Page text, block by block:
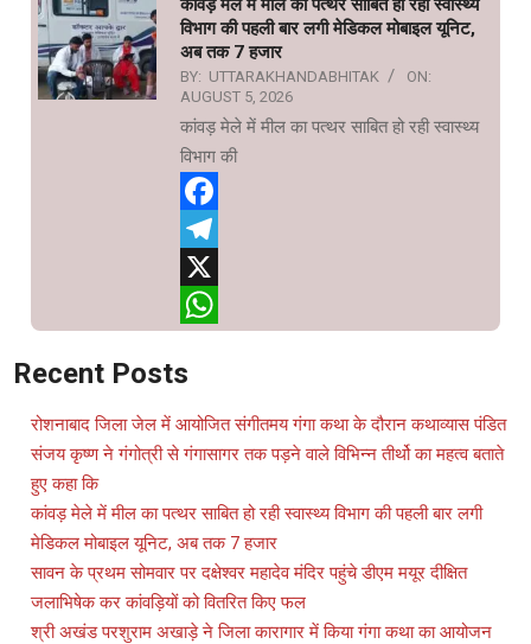
कांवड़ मेले में मील का पत्थर साबित हो रही स्वास्थ्य
विभाग की पहली बार लगी मेडिकल मोबाइल यूनिट,
अब तक 7 हजार
BY: UTTARAKHANDABHITAK
ON:
AUGUST 5, 2026
कांवड़ मेले में मील का पत्थर साबित हो रही स्वास्थ्य
विभाग की
Facebook
Telegram
X
Recent Posts
रोशनाबाद जिला जेल में आयोजित संगीतमय गंगा कथा के दौरान कथाव्यास पंडित
संजय कृष्ण ने गंगोत्री से गंगासागर तक पड़ने वाले विभिन्न तीर्थो का महत्व बताते
हुए कहा कि
कांवड़ मेले में मील का पत्थर साबित हो रही स्वास्थ्य विभाग की पहली बार लगी
मेडिकल मोबाइल यूनिट, अब तक 7 हजार
सावन के प्रथम सोमवार पर दक्षेश्वर महादेव मंदिर पहुंचे डीएम मयूर दीक्षित
जलाभिषेक कर कांवड़ियों को वितरित किए फल
श्री अखंड परशुराम अखाड़े ने जिला कारागार में किया गंगा कथा का आयोजन